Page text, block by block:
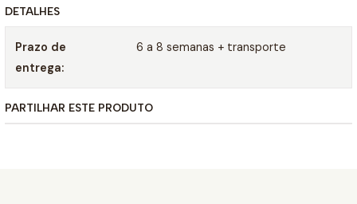
DETALHES
Prazo de
entrega:
6 a 8 semanas + transporte
PARTILHAR ESTE PRODUTO